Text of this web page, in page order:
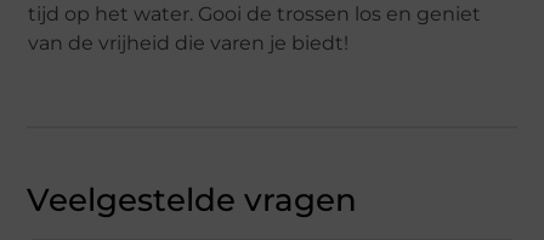
tijd op het water. Gooi de trossen los en geniet
van de vrijheid die varen je biedt!
Veelgestelde vragen